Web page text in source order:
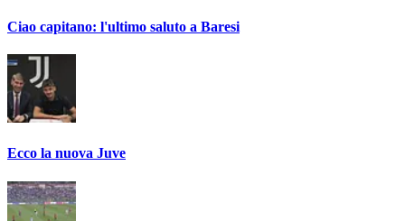
Ciao capitano: l'ultimo saluto a Baresi
Ecco la nuova Juve